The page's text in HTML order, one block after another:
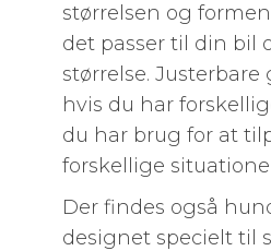
størrelsen og
det passer til din bil
størrelse.
hvis du har
du har brug for at
forskellige
Der findes også
designet specielt til